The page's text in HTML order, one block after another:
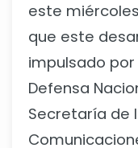
este
que este
impulsado
Defensa
Secretaría de